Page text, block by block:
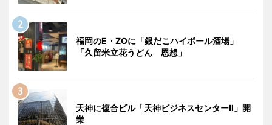
福岡のE・ZOに「銀だこハイボール酒場」
「久留米立花うどん 恩想」
天神に複合ビル「天神ビジネスセンターII」開
業